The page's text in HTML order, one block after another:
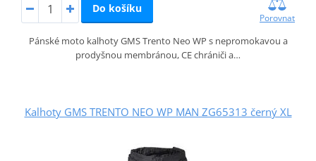
Do košíku
Porovnat
Pánské moto kalhoty GMS Trento Neo WP s nepromokavou a
prodyšnou membránou, CE chrániči a…
Kalhoty GMS TRENTO NEO WP MAN ZG65313 černý XL